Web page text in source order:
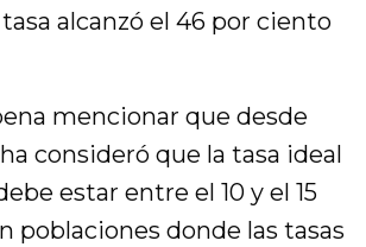
alcanzó el 46 por ciento
mencionar que desde
ha consideró que la tasa ideal
estar entre el 10 y el 15
poblaciones donde las tasas